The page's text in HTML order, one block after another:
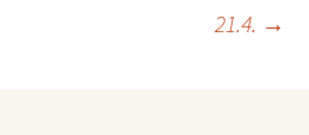
21.4. →